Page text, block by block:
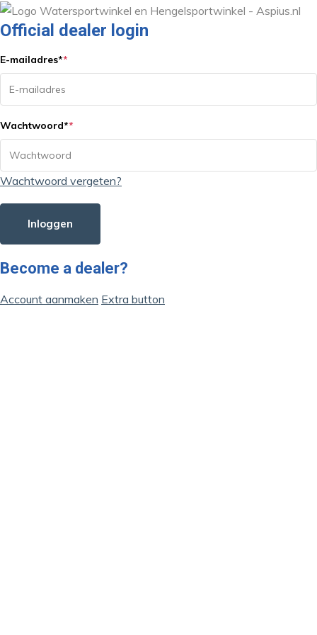
Official dealer login
E-mailadres**
Wachtwoord**
Wachtwoord vergeten?
Inloggen
Become a dealer?
Account aanmaken Extra button